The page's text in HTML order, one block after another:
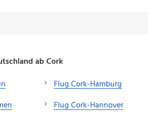
ab Cork
Flug Cork-Hamburg
Flug Cork-Hannover